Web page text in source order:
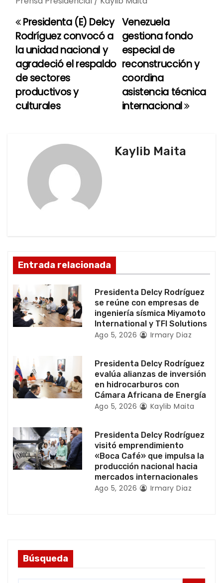
N
a
v
e
g
e
e
n
t
a
d
a
s
Venezuela
gestiona fondo
especial de
reconstrucción y
coordina
asistencia técnica
internacional
Presidenta (E) Delcy
Rodríguez convocó a
la unidad nacional y
agradeció el respaldo
de sectores
productivos y
culturales
Kaylib Maita
Entrada relacionada
Presidenta Delcy Rodríguez
se reúne con empresas de
ingeniería sísmica Miyamoto
International y TFI Solutions
Ago 5, 2026 Irmary Diaz
Presidenta Delcy Rodríguez
evalúa alianzas de inversión
en hidrocarburos con
Cámara Africana de Energía
Ago 5, 2026 Kaylib Maita
Presidenta Delcy Rodríguez
visitó emprendimiento
«Boca Café» que impulsa la
producción nacional hacia
mercados internacionales
Ago 5, 2026 Irmary Diaz
Búsqueda